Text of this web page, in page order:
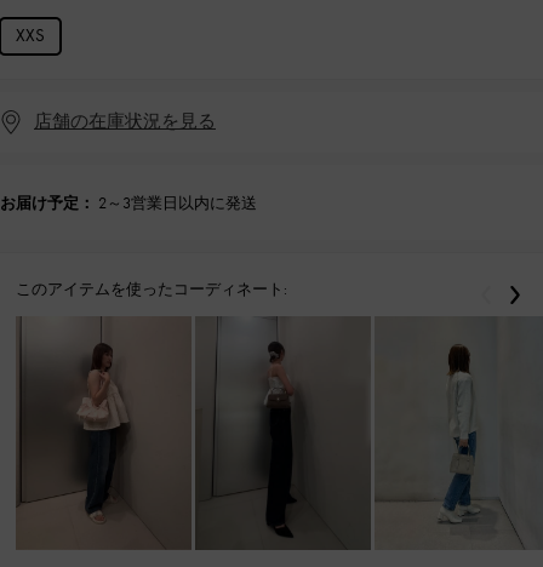
XXS
店舗の在庫状況を見る
お届け予定： 2～3営業日以内に発送
このアイテムを使ったコーディネート: 戻る